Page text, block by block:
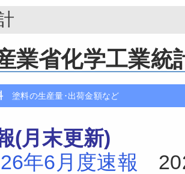
業省化学工業統
塗料の生産量･出荷金額など
(月末更新)
年6月度速報